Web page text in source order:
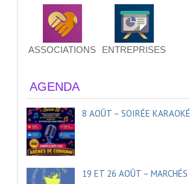
ASSOCIATIONS ENTREPRISES
AGENDA
8 AOÛT – SOIRÉE KARAOKÉ
19 ET 26 AOÛT – MARCHÉS